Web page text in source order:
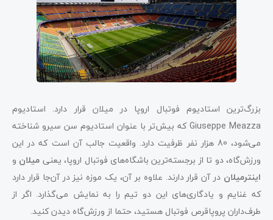
بزرگ‌ترین استادیوم فوتبال اروپا در میلان قرار دارد. استادیوم
GiuseppeMeazza که بیش‌تر با عنوان استادیوم سن سیرو شناخته
می‌شود، 80 هزار نفر ظرفیت دارد. واقعیت جالب آن است که در این
ورزش‌گاه، دو تا از برجسته‌ترین باشگاه‌های فوتبال اروپا، یعنی میلان و
اینترمیلان در آن قرار دارند. علاوه بر آن، یک موزه نیز در آن‌جا قرار دارد
که غنایم و یادگاری‌های این دو تیم را به نمایش می‌گذارد. اگر از
طرف‌داران پروپاقرص فوتبال هستید، حتما از ورزش‌گاه دیدن کنید.